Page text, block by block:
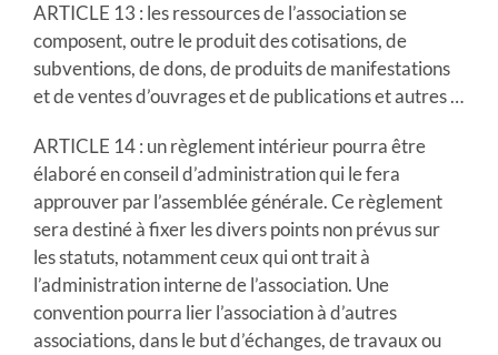
ARTICLE 13 : les ressources de l’association se
composent, outre le produit des cotisations, de
subventions, de dons, de produits de manifestations
et de ventes d’ouvrages et de publications et autres …
ARTICLE 14 : un règlement intérieur pourra être
élaboré en conseil d’administration qui le fera
approuver par l’assemblée générale. Ce règlement
sera destiné à fixer les divers points non prévus sur
les statuts, notamment ceux qui ont trait à
l’administration interne de l’association. Une
convention pourra lier l’association à d’autres
associations, dans le but d’échanges, de travaux ou